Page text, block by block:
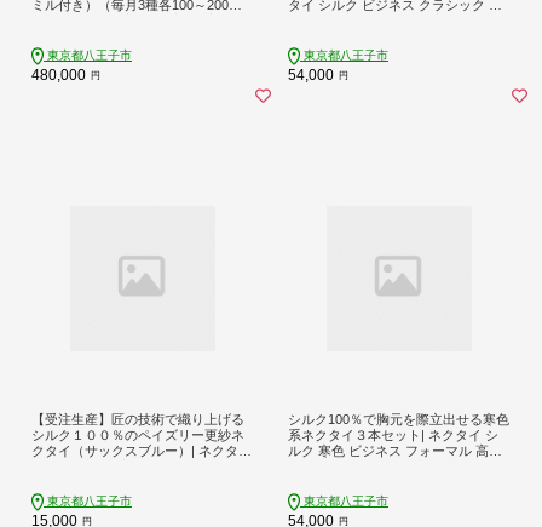
ミル付き）（毎月3種各100～200
八王子
東京都八王子市
480,000 円
タイ シルク ビジネス クラシック 高
東京都八王子市
54,000 円
【受注生産】匠の技術で織り上げる
シルク１００％のペイズリー更紗ネ
クタイ（サックスブルー）| ネクタイ
子 父の日
東京都八王子市
15,000 円
シルク100％で胸元を際立出せる寒色
系ネクタイ３本セット| ネクタイ シ
ルク 寒色 ビジネス フォーマル 高級
東京都八王子市
54,000 円